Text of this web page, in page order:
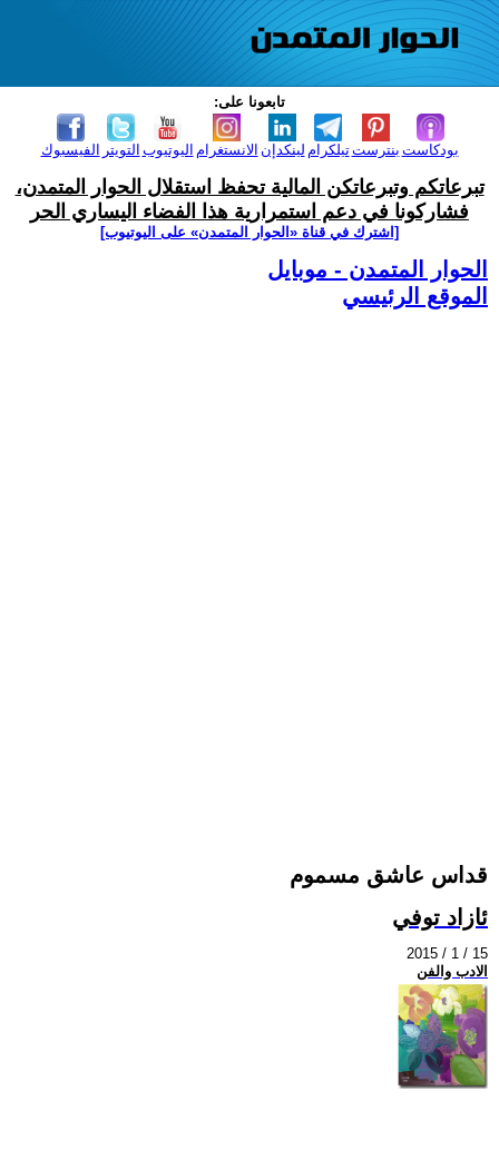
تابعونا على:
الفيسبوك التويتر اليوتيوب الانستغرام لينكدإن تيلكرامبنترست بودكاست
تبرعاتكم وتبرعاتكن المالية تحفظ استقلال الحوار المتمدن،
فشاركونا في دعم استمرارية هذا الفضاء اليساري الحر
[اشترك في قناة ‫«الحوار المتمدن» على اليوتيوب]
الحوار المتمدن - موبايل
الموقع الرئيسي
قداس عاشق مسموم
ئازاد توفي
2015 / 1 / 15
الادب والفن